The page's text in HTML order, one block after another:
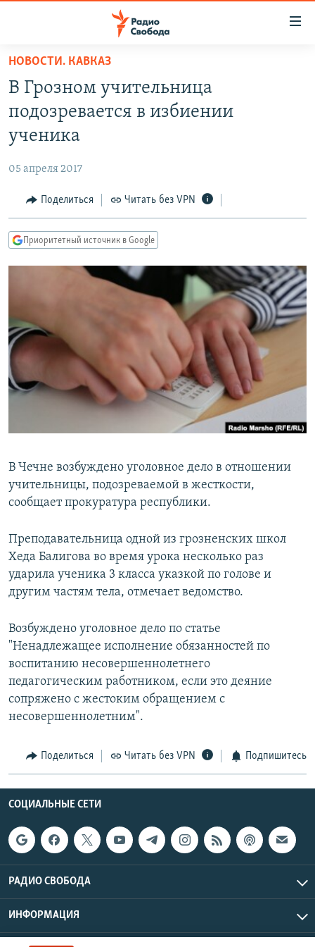
упрощенного
доступа
основному
Вернутся
Вернутся
ПОДКАСТЫ
АВТОРСКИЕ ПРОЕКТЫ
МНЕНИЯ
КУЛЬТУРА
КАВКАЗ.РЕАЛИИ
СЕВЕР.РЕАЛИИ
СИБИРЬ.РЕАЛИИ
РАСПИСАНИЕ ВЕЩАНИЯ
ПОДПИШИТЕСЬ НА РАССЫЛКУ
СОЦИАЛЬНЫЕ СЕТИ
Все сайты РСЕ/РС
НОВОСТИ. КАВКАЗ
В Грозном учительница
подозревается в избиении
ученика
05 апреля 2017
Поделиться Читать без VPN
Приоритетный источник в Google
В Чечне возбуждено уголовное дело в отношении
учительницы, подозреваемой в жесткости,
сообщает прокуратура республики.
Преподавательница одной из грозненских школ
Хеда Балигова во время урока несколько раз
ударила ученика 3 класса указкой по голове и
другим частям тела, отмечает ведомство.
Возбуждено уголовное дело по статье
"Ненадлежащее исполнение обязанностей по
воспитанию несовершеннолетнего
педагогическим работником, если это деяние
сопряжено с жестоким обращением с
несовершеннолетним".
Поделиться Читать без VPN Подпишитесь
СОЦИАЛЬНЫЕ СЕТИ
РАДИО СВОБОДА
ИНФОРМАЦИЯ